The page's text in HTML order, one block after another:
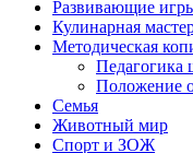
Развивающие
Кулинарная
Методическая
Педагогика
Положение
Семья
Животный мир
Спорт и ЗОЖ